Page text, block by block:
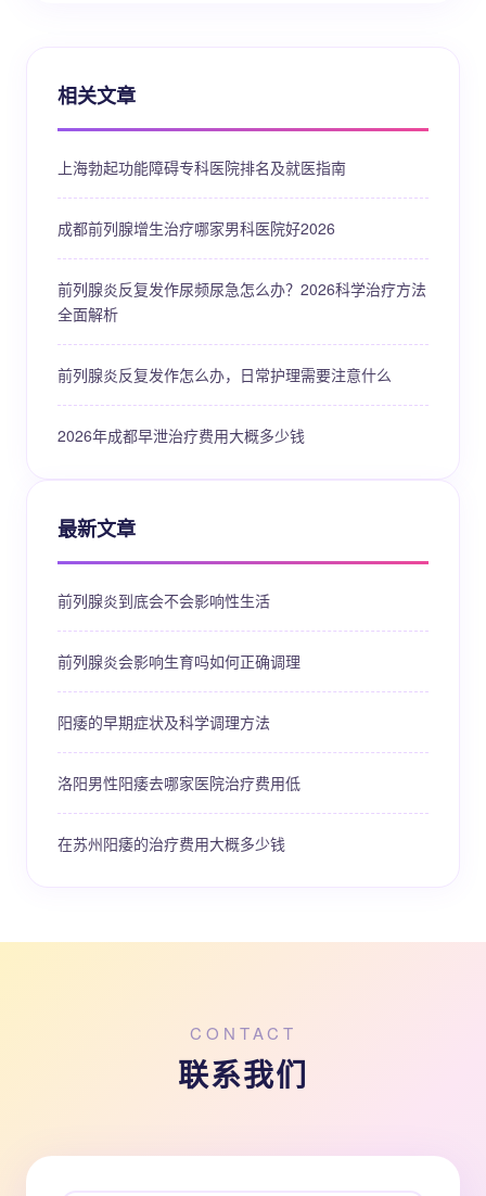
相关文章
上海勃起功能障碍专科医院排名及就医指南
成都前列腺增生治疗哪家男科医院好2026
前列腺炎反复发作尿频尿急怎么办？2026科学治疗方法
全面解析
前列腺炎反复发作怎么办，日常护理需要注意什么
2026年成都早泄治疗费用大概多少钱
最新文章
前列腺炎到底会不会影响性生活
前列腺炎会影响生育吗如何正确调理
阳痿的早期症状及科学调理方法
洛阳男性阳痿去哪家医院治疗费用低
在苏州阳痿的治疗费用大概多少钱
CONTACT
联系我们